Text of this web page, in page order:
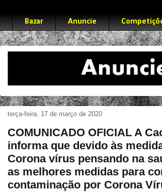
Bazar Anuncie
terça-feira, 17 de março de 2020
COMUNICADO OFICIAL A
informa que devido às
Corona vírus pensando na
as melhores medidas para
contaminação por Corona